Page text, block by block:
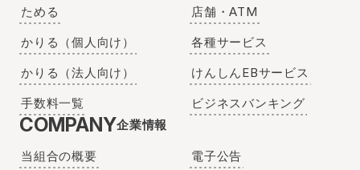
ためる
かりる（個人向け）
かりる（法人向け）
手数料一覧
店舗・ATM
各種サービス
けんしんEBサービス
ビジネスバンキング
COMPANY企業情報
当組合の概要
電子公告